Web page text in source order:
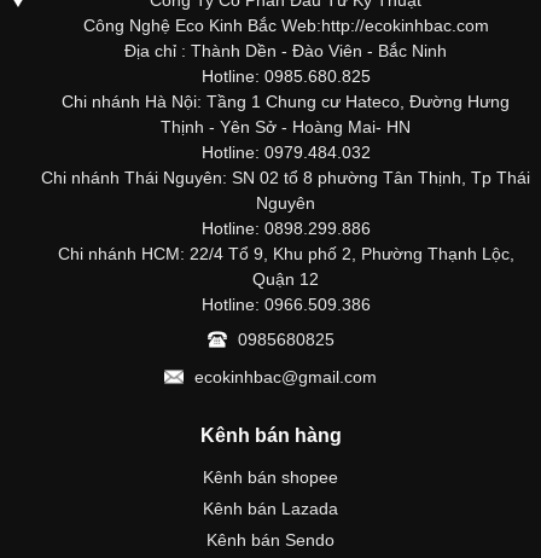
Công Nghệ Eco Kinh Bắc Web:http://ecokinhbac.com
Địa chỉ : Thành Dền - Đào Viên - Bắc Ninh
Hotline: 0985.680.825
Chi nhánh Hà Nội: Tầng 1 Chung cư Hateco, Đường Hưng
Thịnh - Yên Sở - Hoàng Mai- HN
Hotline: 0979.484.032
Chi nhánh Thái Nguyên: SN 02 tổ 8 phường Tân Thịnh, Tp Thái
Nguyên
Hotline: 0898.299.886
Chi nhánh HCM: 22/4 Tổ 9, Khu phố 2, Phường Thạnh Lộc,
Quận 12
Hotline: 0966.509.386
0985680825
ecokinhbac@gmail.com
Kênh bán hàng
Kênh bán shopee
Kênh bán Lazada
Kênh bán Sendo